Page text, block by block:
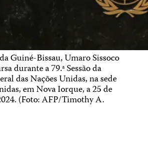
Guiné-Bissau, Umaro Sissoco
durante a 79.ª Sessão da
das Nações Unidas, na sede
em Nova Iorque, a 25 de
(Foto: AFP/Timothy A.